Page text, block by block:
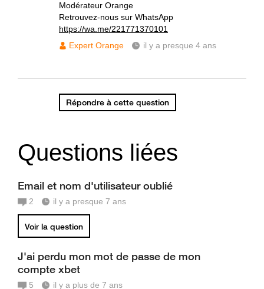
Modérateur Orange
Retrouvez-nous sur WhatsApp
https://wa.me/221771370101
Expert Orange
il y a presque 4 ans
Répondre à cette question
Questions liées
Email et nom d'utilisateur oublié
2 il y a presque 7 ans
Voir la question
J'ai perdu mon mot de passe de mon
compte xbet
5 il y a plus de 7 ans